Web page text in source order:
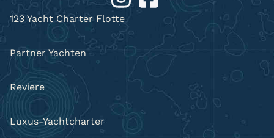
123 Yacht Charter Flotte
Partner Yachten
Reviere
Luxus-Yachtcharter